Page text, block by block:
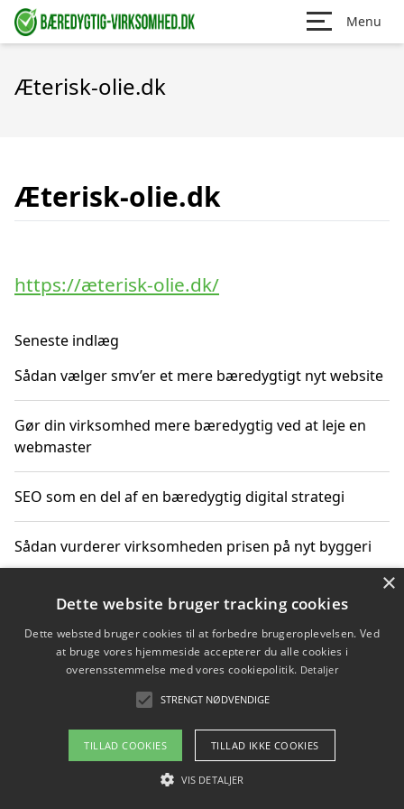
Menu
Æterisk-olie.dk
Æterisk-olie.dk
https://æterisk-olie.dk/
Seneste indlæg
Sådan vælger smv’er et mere bæredygtigt nyt website
Gør din virksomhed mere bæredygtig ved at leje en
webmaster
SEO som en del af en bæredygtig digital strategi
Sådan vurderer virksomheden prisen på nyt byggeri
Sådan får du hjælp til en hjemmeside uden binding
Copyright 2026 - Pilanto Aps
Om / kontakt
Blog Betingelser
×
Dette website bruger tracking cookies
Dette websted bruger cookies til at forbedre brugeroplevelsen. Ved
at bruge vores hjemmeside accepterer du alle cookies i
overensstemmelse med vores cookiepolitik. Detaljer
STRENGT NØDVENDIGE
TILLAD COOKIES TILLAD IKKE COOKIES
VIS DETALJER